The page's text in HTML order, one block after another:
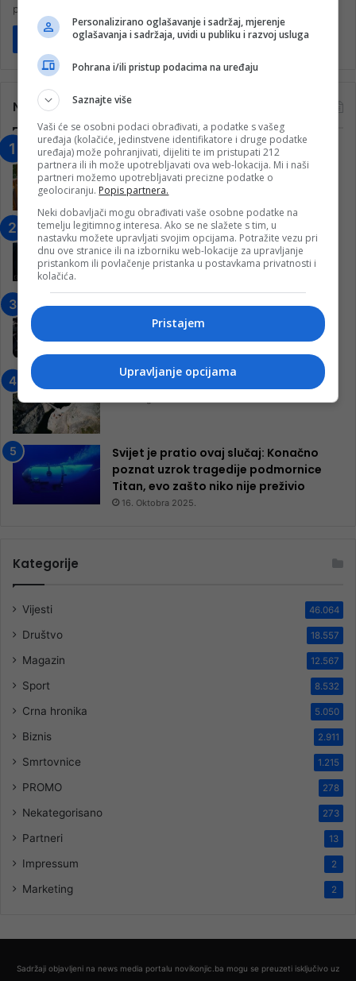
prodati, može li se prodati samo dio zemljišta? Nedavno…
Pročitaj više
Najčitanije
“Obrazovanje gradi BiH-Jovan Divjak“
– Konjic je u posljednje 22 godine imao
25 ​​stipendista
Nogometaši Igmana iznenadili
Konjičanke cvijećem i besplatnim
ulazom na utakmicu
Jablanica: “Budi mi prijatelj” –
Pokrenuta kampanja za izgradnju
inkluzivnog centra!
9. Jula 2024.
Neretva zavijena u crno
Svijet je pratio ovaj slučaj: Konačno
poznat uzrok tragedije podmornice
Titan, evo zašto niko nije preživio
16. Oktobra 2025.
Kategorije
Vijesti 46.064
Društvo 18.557
Magazin 12.567
Sport 8.532
Crna hronika 5.050
Biznis 2.911
Smrtovnice 1.215
PROMO 278
Nekategorisano 273
Partneri 13
Impressum 2
Marketing 2
Sadržaji objavljeni na news media portalu novikonjic.ba mogu se preuzeti isključivo uz
Personalizirano oglašavanje i sadržaj, mjerenje
oglašavanja i sadržaja, uvidi u publiku i razvoj usluga
Pohrana i/ili pristup podacima na uređaju
Saznajte više
Vaši će se osobni podaci obrađivati, a podatke s vašeg
uređaja (kolačiće, jedinstvene identifikatore i druge podatke
uređaja) može pohranjivati, dijeliti te im pristupati 212
partnera ili ih može upotrebljavati ova web-lokacija. Mi i naši
partneri možemo upotrebljavati precizne podatke o
geolociranju. Popis partnera.
Neki dobavljači mogu obrađivati vaše osobne podatke na
temelju legitimnog interesa. Ako se ne slažete s tim, u
nastavku možete upravljati svojim opcijama. Potražite vezu pri
dnu ove stranice ili na izborniku web-lokacije za upravljanje
pristankom ili povlačenje pristanka u postavkama privatnosti i
kolačića.
Pristajem
Upravljanje opcijama